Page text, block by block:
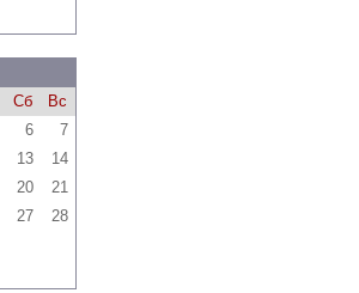
Сб
Вс
6
7
13
14
20
21
27
28